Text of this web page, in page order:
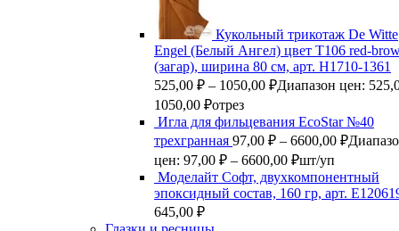
Кукольный трикотаж De Witte
Engel (Белый Ангел) цвет Т106 red-
(загар), ширина 80 см, арт. Н1710-1361
525,00 ₽ – 1050,00 ₽Диапазон цен:
1050,00 ₽отрез
Игла для фильцевания EcoStar №40
трехгранная 97,00 ₽ – 6600,00 ₽
цен: 97,00 ₽ – 6600,00 ₽шт/уп
Моделайт Софт, двухкомпонентный
эпоксидный состав, 160 гр, арт.
645,00 ₽